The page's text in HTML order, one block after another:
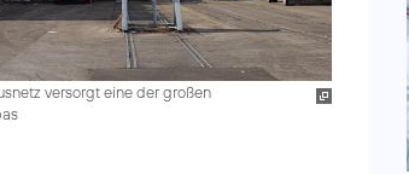
versorgt eine der großen